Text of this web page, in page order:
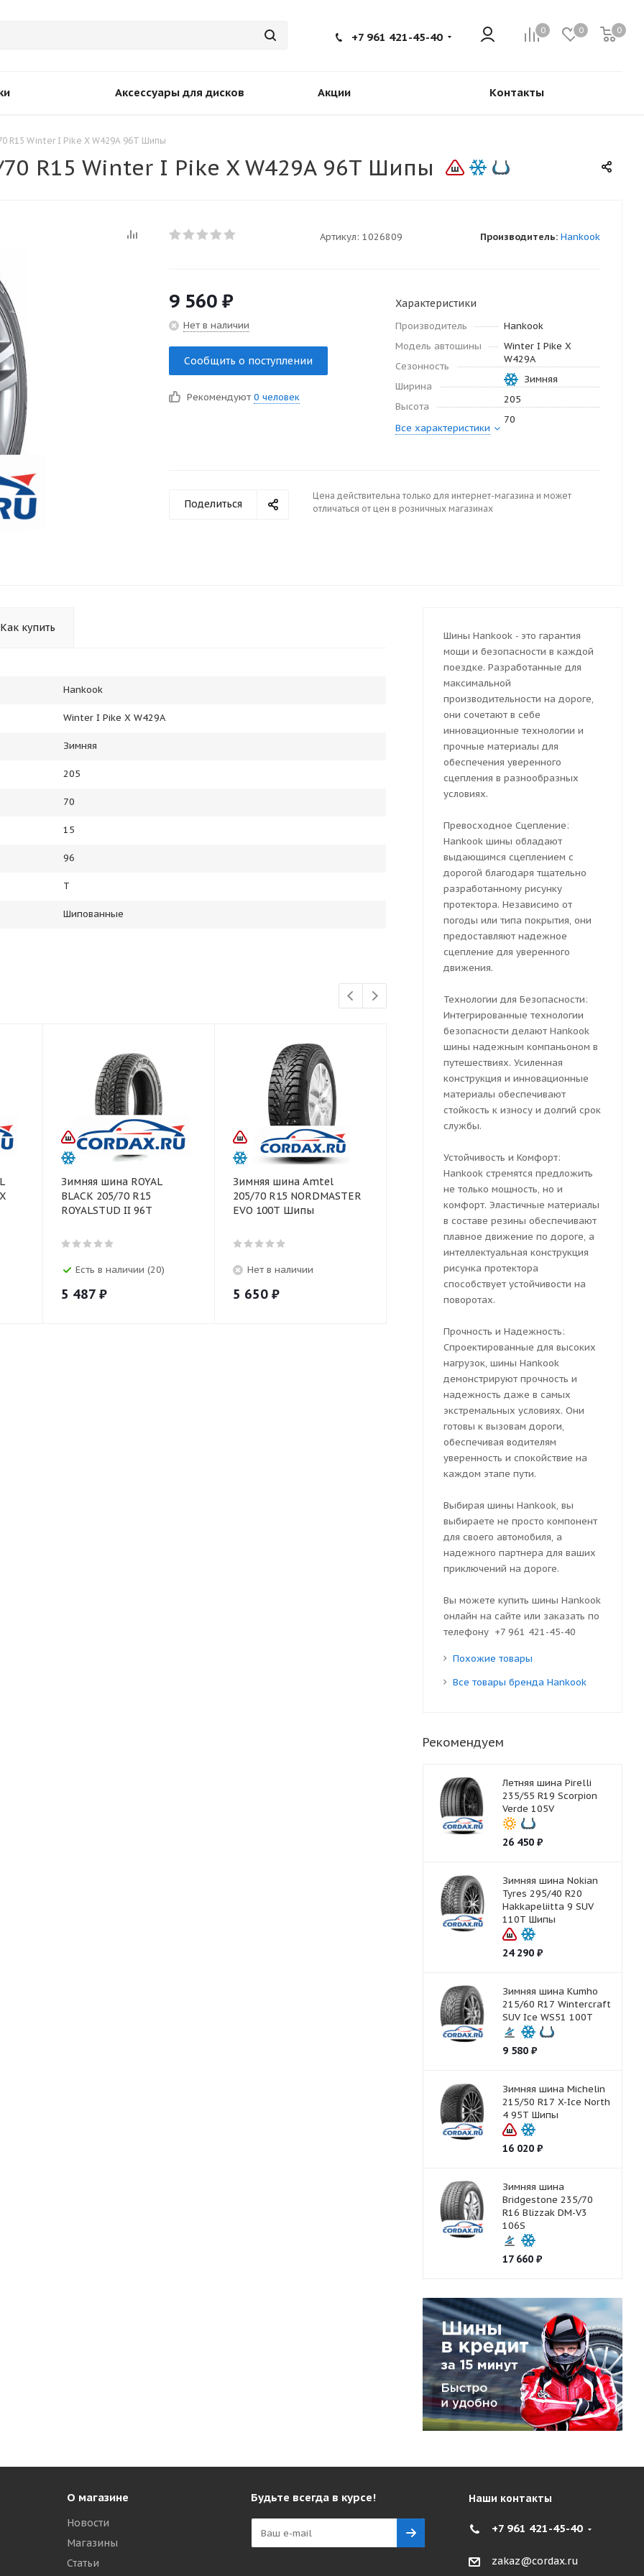
0 0 0
+7 961 421-45-40
Аксессуары для дисков Акции Контакты
R15 Winter I Pike X W429A 96T Шипы
R15 Winter I Pike X W429A 96T Шипы
Артикул: 1026809 Производитель: Hankook
9 560 ₽
Нет в наличии
Сообщить о поступлении
Рекомендуют 0 человек
Характеристики
Производитель
Hankook
Модель автошины
Winter I Pike X
W429A
Сезонность
Зимняя
Ширина
205
Высота
70
Все характеристики
Поделиться
Цена действительна только для интернет-магазина и может
отличаться от цен в розничных магазинах
Как купить
Hankook
Winter I Pike X W429A
Зимняя
205
70
15
96
T
Шипованные
Зимняя шина ROYAL
BLACK 205/70 R15
ROYALSTUD II 96T
Есть в наличии (20)
5 487 ₽
Зимняя шина Amtel
205/70 R15 NORDMASTER
EVO 100T Шипы
Нет в наличии
5 650 ₽
Зимняя шина CORDIANT
205/70 R15
SNOW_CROSS_2_SUV 100T
Есть в наличии (1)
₽
Шины Hankook - это гарантия
мощи и безопасности в каждой
поездке. Разработанные для
максимальной
производительности на дороге,
они сочетают в себе
инновационные технологии и
прочные материалы для
обеспечения уверенного
сцепления в разнообразных
условиях.
Превосходное Сцепление:
Hankook шины обладают
выдающимся сцеплением с
дорогой благодаря тщательно
разработанному рисунку
протектора. Независимо от
погоды или типа покрытия, они
предоставляют надежное
сцепление для уверенного
движения.
Технологии для Безопасности:
Интегрированные технологии
безопасности делают Hankook
шины надежным компаньоном в
путешествиях. Усиленная
конструкция и инновационные
материалы обеспечивают
стойкость к износу и долгий срок
службы.
Устойчивость и Комфорт:
Hankook стремятся предложить
не только мощность, но и
комфорт. Эластичные материалы
в составе резины обеспечивают
плавное движение по дороге, а
интеллектуальная конструкция
рисунка протектора
способствует устойчивости на
поворотах.
Прочность и Надежность:
Спроектированные для высоких
нагрузок, шины Hankook
демонстрируют прочность и
надежность даже в самых
экстремальных условиях. Они
готовы к вызовам дороги,
обеспечивая водителям
уверенность и спокойствие на
каждом этапе пути.
Выбирая шины Hankook, вы
выбираете не просто компонент
для своего автомобиля, а
надежного партнера для ваших
приключений на дороге.
Вы можете купить шины Hankook
онлайн на сайте или заказать по
телефону +7 961 421-45-40
Похожие товары
Все товары бренда Hankook
Рекомендуем
Летняя шина Pirelli
235/55 R19 Scorpion
Verde 105V
26 450₽
Зимняя шина Nokian
Tyres 295/40 R20
Hakkapeliitta 9 SUV
110T Шипы
24 290₽
Зимняя шина Kumho
215/60 R17 Wintercraft
SUV Ice WS51 100T
9 580₽
Зимняя шина Michelin
215/50 R17 X-Ice North
4 95T Шипы
16 020₽
Зимняя шина
Bridgestone 235/70
R16 Blizzak DM-V3
106S
17 660₽
О магазине
Новости
Магазины
Статьи
Будьте всегда в курсе! Наши контакты
+7 961 421-45-40
zakaz@cordax.ru